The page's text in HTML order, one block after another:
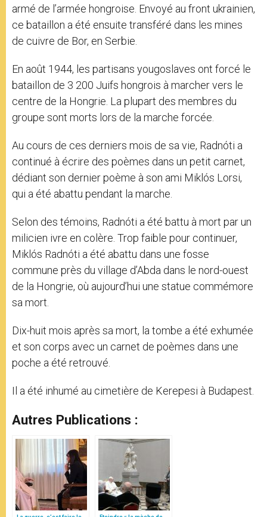
armé de l’armée hongroise. Envoyé au front ukrainien,
ce bataillon a été ensuite transféré dans les mines
de cuivre de Bor, en Serbie.
En août 1944, les partisans yougoslaves ont forcé le
bataillon de 3 200 Juifs hongrois à marcher vers le
centre de la Hongrie. La plupart des membres du
groupe sont morts lors de la marche forcée.
Au cours de ces derniers mois de sa vie, Radnóti a
continué à écrire des poèmes dans un petit carnet,
dédiant son dernier poème à son ami Miklós Lorsi,
qui a été abattu pendant la marche.
Selon des témoins, Radnóti a été battu à mort par un
milicien ivre en colère. Trop faible pour continuer,
Miklós Radnóti a été abattu dans une fosse
commune près du village d’Abda dans le nord-ouest
de la Hongrie, où aujourd’hui une statue commémore
sa mort.
Dix-huit mois après sa mort, la tombe a été exhumée
et son corps avec un carnet de poèmes dans une
poche a été retrouvé.
Il a été inhumé au cimetière de Kerepesi à Budapest.
Autres Publications :